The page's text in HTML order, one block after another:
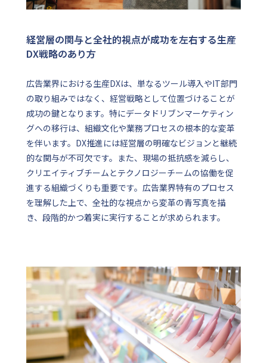
経営層の関与と全社的視点が成功を左右する生産
DX戦略のあり方
広告業界における生産DXは、単なるツール導入やIT部門
の取り組みではなく、経営戦略として位置づけることが
成功の鍵となります。特にデータドリブンマーケティン
グへの移行は、組織文化や業務プロセスの根本的な変革
を伴います。DX推進には経営層の明確なビジョンと継続
的な関与が不可欠です。また、現場の抵抗感を減らし、
クリエイティブチームとテクノロジーチームの協働を促
進する組織づくりも重要です。広告業界特有のプロセス
を理解した上で、全社的な視点から変革の青写真を描
き、段階的かつ着実に実行することが求められます。